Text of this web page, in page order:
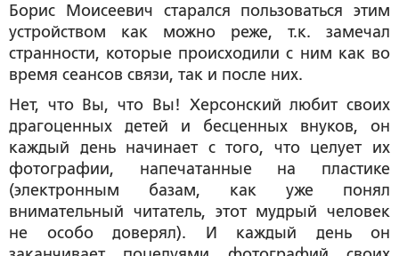
Борис Моисеевич старался пользоваться этим
устройством как можно реже, т.к. замечал
странности, которые происходили с ним как во
время сеансов связи, так и после них.
Нет, что Вы, что Вы! Херсонский любит своих
драгоценных детей и бесценных внуков, он
каждый день начинает с того, что целует их
фотографии, напечатанные на пластике
(электронным базам, как уже понял
внимательный читатель, этот мудрый человек
не особо доверял). И каждый день он